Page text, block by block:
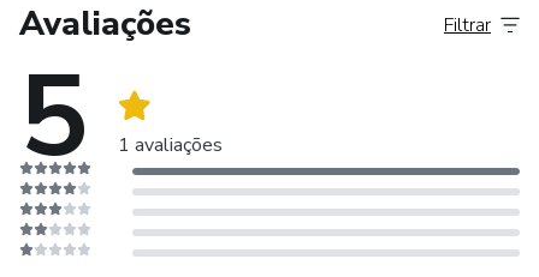
Avaliações
5 1 avaliações
Filtrar